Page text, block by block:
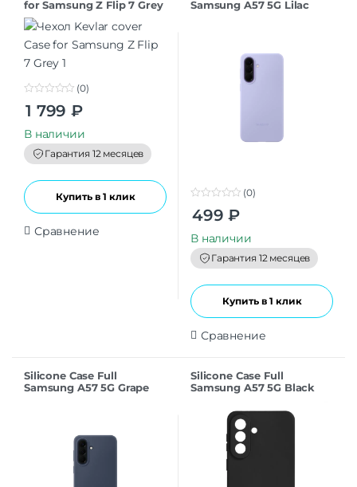
for Samsung Z Flip 7 Grey
t
o
f
5
(0)
1 799 ₽
В наличии
Гарантия 12 месяцев
Купить в 1 клик
Сравнение
Samsung A57 5G Lilac
o
t
o
f
5
(0)
499 ₽
В наличии
Гарантия 12 месяцев
Купить в 1 клик
Сравнение
Silicone Case Full
Samsung A57 5G Grape
Silicone Case Full
Samsung A57 5G Black